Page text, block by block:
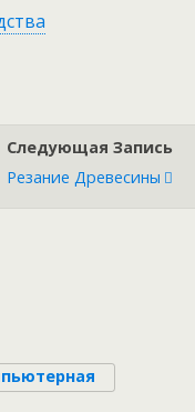
Следующая Запись
Резание Древесины